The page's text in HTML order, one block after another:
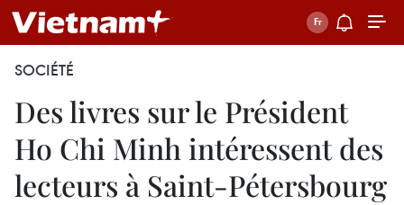
SOCIÉTÉ
Des livres sur le Président
Ho Chi Minh intéressent des
lecteurs à Saint-Pétersbourg